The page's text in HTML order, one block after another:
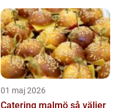
01 maj 2026
Catering malmö så väljer